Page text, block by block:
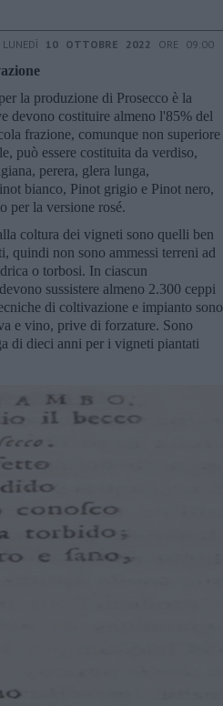
10 OTTOBRE 2022 ORE 09:00
la produzione di Prosecco è la
devono costituire almeno l'85% del
frazione, comunque non superiore
può essere costituita da verdiso,
perera, glera lunga,
bianco, Pinot grigio e Pinot nero,
per la versione rosé.
coltura dei vigneti sono quelli ben
quindi non sono ammessi terreni ad
o torbosi. In ciascun
sussistere almeno 2.300 ceppi
di coltivazione e impianto sono
e vino, prive di forzature. Sono
di dieci anni per i vigneti piantati